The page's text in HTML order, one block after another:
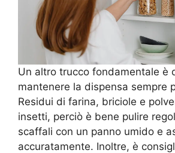
Un altro trucco fondamentale è
mantenere la dispensa sempre
Residui di farina, briciole e
insetti, perciò è bene pulire
scaffali con un panno umido e
accuratamente. Inoltre, è